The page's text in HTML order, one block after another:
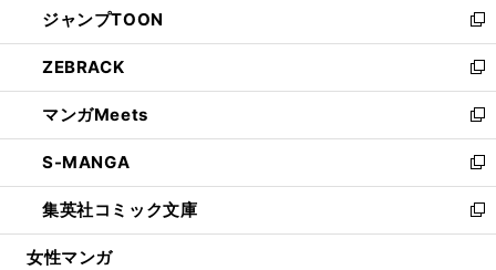
く
で
開
く
ド
ウ
で
開
く
ィ
ン
ド
ウ
で
開
く
い
ウ
ィ
ン
ド
ウ
で
開
く
ジャンプTOON
新
し
い
ウ
ィ
ン
ド
ウ
で
開
ZEBRACK
新
し
い
ウ
ィ
ン
ド
ウ
マンガMeets
新
し
い
ウ
ィ
ン
S-MANGA
新
し
い
ウ
集英社コミック文庫
新
し
女性マンガ